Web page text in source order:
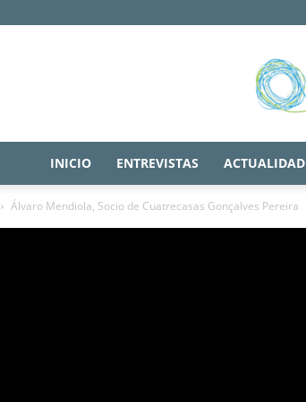
INICIO ENTREVISTAS ACTUALIDAD
Álvaro Mendiola, Socio de Cuatrecasas Gonçalves Pereira